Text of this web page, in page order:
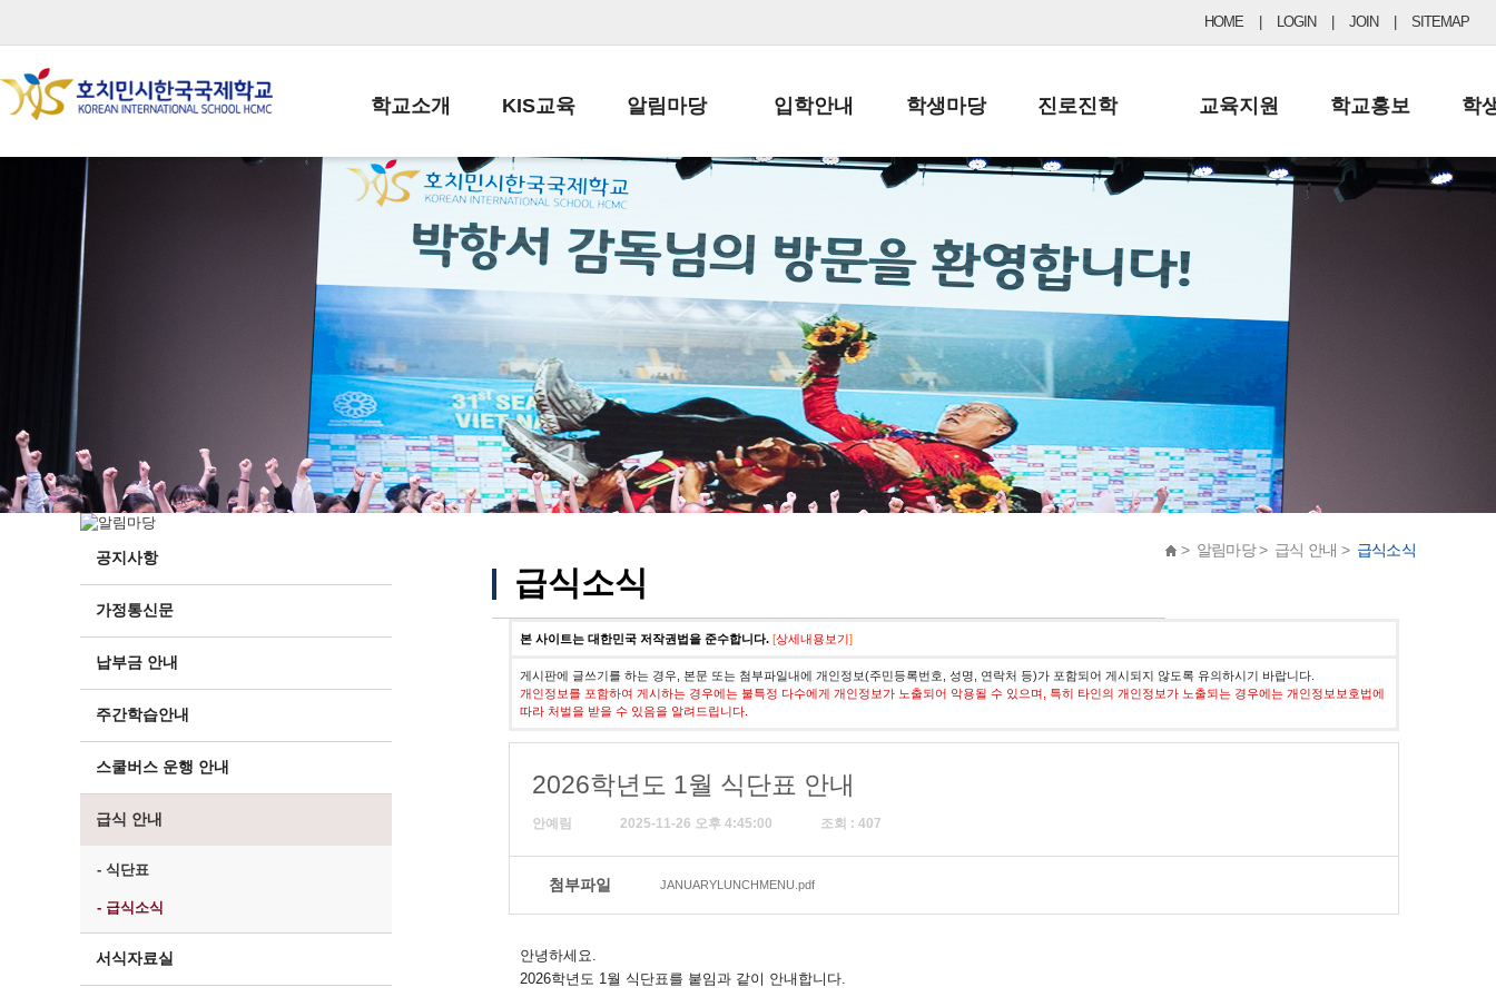
HOME LOGIN JOIN SITEMAP
학교소개
학교장인사말
학교상징
학교연혁
교직원현황
학생현황
위치/전화
전경사진
KIS교육
교육목표
학사일정
일과시간표
성과평가자료
알림마당
공지사항
납부금 안내
스쿨버스 운행 안내
급식안내
서식자료실
학부모방
정기고사 기출문제
입학안내
전-편입 서류양식
입학금/수업료
교복구입안내
학생마당
학생생활규정
학교신문
자율진로동아리
유초등 소식지
진로진학
공지사항 및 입시자료
드림레터
교육지원
행정실
학교운영위원회
학교건축기금
학교홍보
보도자료
학
공지사항
가정통신문
납부금 안내
주간학습안내
스쿨버스 운행 안내
급식 안내
- 식단표
- 급식소식
서식자료실
> 알림마당 > 급식 안내 > 급식소식
급식소식
본 사이트는 대한민국 저작권법을 준수합니다. [상세내용보기]
게시판에 글쓰기를 하는 경우, 본문 또는 첨부파일내에 개인정보(주민등록번호, 성명, 연락처 등)가 포함되어 게시되지 않도록 유의하시기 바랍니다.
개인정보를 포함하여 게시하는 경우에는 불특정 다수에게 개인정보가 노출되어 악용될 수 있으며, 특히 타인의 개인정보가 노출되는 경우에는 개인정보보호법에
따라 처벌을 받을 수 있음을 알려드립니다.
2026학년도 1월 식단표 안내
안예림 2025-11-26 오후 4:45:00 조회 : 407
첨부파일 JANUARYLUNCHMENU.pdf
안녕하세요.
2026학년도 1월 식단표를 붙임과 같이 안내합니다.